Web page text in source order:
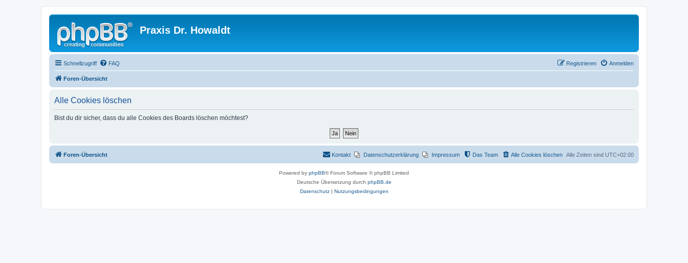
Praxis Dr. Howaldt
Schnellzugriff FAQ Anmelden
Registrieren
Foren-Übersicht
Alle Cookies löschen
Bist du dir sicher, dass du alle Cookies des Boards löschen möchtest?
Foren-Übersicht Alle Zeiten sind UTC+02:00
Alle Cookies löschen
Das Team
Impressum
Datenschutzerklärung
Kontakt
Powered by phpBB® Forum Software © phpBB Limited
Deutsche Übersetzung durch phpBB.de
Datenschutz| Nutzungsbedingungen